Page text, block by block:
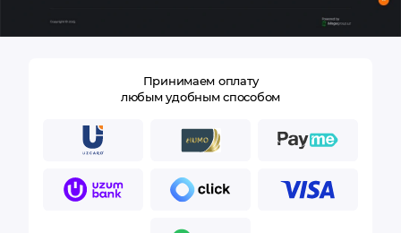
Принимаем оплату
любым удобным способом